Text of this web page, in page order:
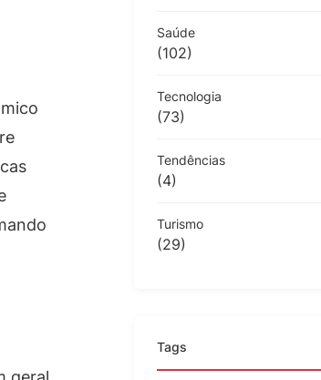
Saúde
(102)
Tecnologia
(73)
Tendências
(4)
Turismo
(29)
Tags